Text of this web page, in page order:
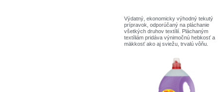
Výdatný, ekonomicky výhodný tekutý
prípravok, odporúčaný na pláchanie
všetkých druhov textílií. Pláchaným
textíliám pridáva výnimočnú hebkosť a
mäkkosť ako aj sviežu, trvalú vôňu.
zabraňujú elektrizovaniu textílií a
uľahčujú ich žehlenie. Jemné zloženie
nespôsobuje žiadne alergie ani
pokožky. Výrobok jest šetrný k
prostrediu, a jeho zložky sú biologicky